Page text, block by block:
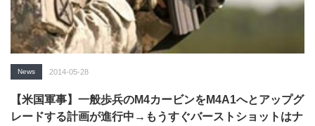
News 2014-05-28
【米国軍事】一般歩兵のM4カービンをM4A1へとアップグ
レードする計画が進行中→もうすぐバーストショットはナ